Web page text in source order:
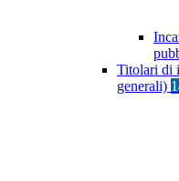
Titolari di
generali)